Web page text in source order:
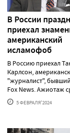
В России
приехал
американский
исламофоб
В Россию приехал
Карлсон,
"журналист",
Fox News. Ажиотаж
5 ФЕВРАЛЯ'2024